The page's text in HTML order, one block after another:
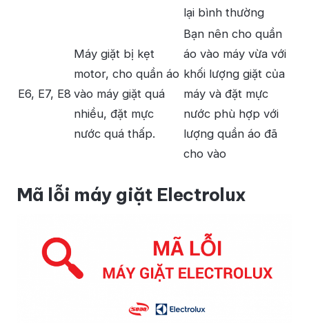
lại bình thường
E6, E7, E8
Máy giặt bị kẹt
motor, cho quần áo
vào máy giặt quá
nhiều, đặt mực
nước quá thấp.
Bạn nên cho quần
áo vào máy vừa với
khối lượng giặt của
máy và đặt mực
nước phù hợp với
lượng quần áo đã
cho vào
Mã lỗi máy giặt Electrolux